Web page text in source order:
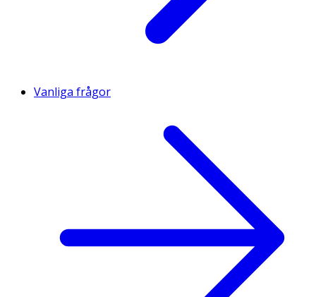
Vanliga frågor